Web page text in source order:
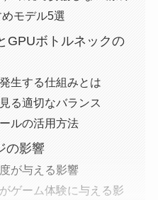
モデル5選
GPUボトルネックの
生する仕組みとは
る適切なバランス
ルの活用方法
の影響
が与える影響
ゲーム体験に与える影